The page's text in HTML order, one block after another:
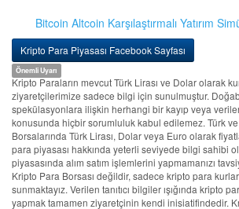
Bitcoin Altcoin Karşılaştırmalı Yatırım
Kripto Para Piyasası Facebook Sayfası
Önemli Uyarı
Kripto Paraların mevcut Türk Lirası ve Dolar olarak
ziyaretçilerimize sadece bilgi için sunulmuştur.
spekülasyonlara ilişkin herhangi bir kayıp veya
konusunda hiçbir sorumluluk kabul edilemez. Türk ve
Borsalarında Türk Lirası, Dolar veya Euro olarak
para piyasası hakkında yeterli seviyede bilgi sahibi
piyasasında alım satım işlemlerini yapmamanızı
Kripto Para Borsası değildir, sadece kripto para
sunmaktayız. Verilen tanıtıcı bilgiler ışığında kripto
yapmak tamamen ziyaretçinin kendi inisiatifindedir.